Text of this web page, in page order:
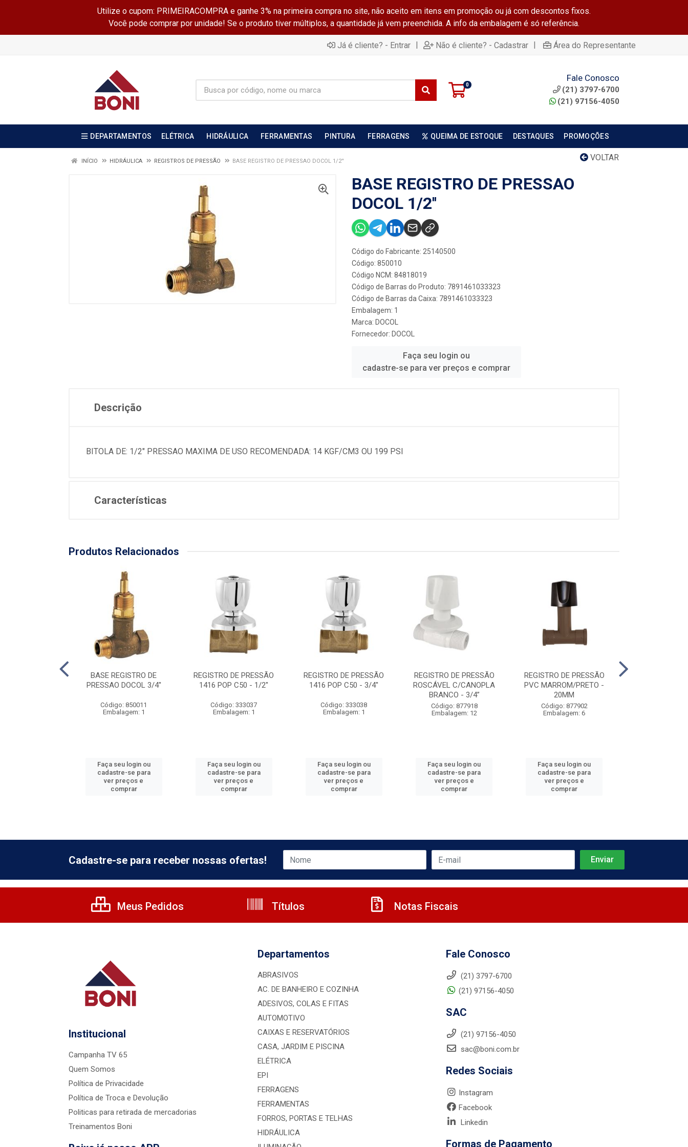
Utilize o cupom: PRIMEIRACOMPRA e ganhe 3% na primeira compra no site, não aceito em itens em promoção ou já com descontos fixos.
Você pode comprar por unidade! Se o produto tiver múltiplos, a quantidade já vem preenchida. A info da embalagem é só referência.
Já é cliente? - Entrar | Não é cliente? - Cadastrar | Área do Representante
0
Fale Conosco
(21) 3797-6700
(21) 97156-4050
DEPARTAMENTOS ELÉTRICA HIDRÁULICA FERRAMENTAS PINTURA FERRAGENS QUEIMA DE ESTOQUE DESTAQUES PROMOÇÕES
VOLTAR
INÍCIO HIDRÁULICA REGISTROS DE PRESSÃO BASE REGISTRO DE PRESSAO DOCOL 1/2''
BASE REGISTRO DE PRESSAO
DOCOL 1/2''
Código do Fabricante: 25140500
Código: 850010
Código NCM: 84818019
Código de Barras do Produto: 7891461033323
Código de Barras da Caixa: 7891461033323
Embalagem: 1
Marca: DOCOL
Fornecedor: DOCOL
Faça seu login ou
cadastre-se para ver preços e comprar
Descrição
BITOLA DE: 1/2" PRESSAO MAXIMA DE USO RECOMENDADA: 14 KGF/CM3 OU 199 PSI
Características
Produtos Relacionados
BASE REGISTRO DE
PRESSAO DOCOL 3/4''
Código: 850011
Embalagem: 1
Faça seu login ou
cadastre-se para
ver preços e
comprar
REGISTRO DE PRESSÃO
1416 POP C50 - 1/2''
Código: 333037
Embalagem: 1
Faça seu login ou
cadastre-se para
ver preços e
comprar
REGISTRO DE PRESSÃO
1416 POP C50 - 3/4''
Código: 333038
Embalagem: 1
Faça seu login ou
cadastre-se para
ver preços e
comprar
REGISTRO DE PRESSÃO
ROSCÁVEL C/CANOPLA
BRANCO - 3/4”
Código: 877918
Embalagem: 12
Faça seu login ou
cadastre-se para
ver preços e
comprar
REGISTRO DE PRESSÃO
PVC MARROM/PRETO -
20MM
Código: 877902
Embalagem: 6
Faça seu login ou
cadastre-se para
ver preços e
comprar
Cadastre-se para receber nossas ofertas!
Meus Pedidos Títulos Notas Fiscais
Institucional
Campanha TV 65
Quem Somos
Política de Privacidade
Política de Troca e Devolução
Politicas para retirada de mercadorias
Treinamentos Boni
Departamentos
ABRASIVOS
AC. DE BANHEIRO E COZINHA
ADESIVOS, COLAS E FITAS
AUTOMOTIVO
CAIXAS E RESERVATÓRIOS
CASA, JARDIM E PISCINA
ELÉTRICA
EPI
FERRAGENS
FERRAMENTAS
FORROS, PORTAS E TELHAS
HIDRÁULICA
Fale Conosco
(21) 3797-6700
(21) 97156-4050
SAC
(21) 97156-4050
sac@boni.com.br
Redes Sociais
Instagram
Facebook
Linkedin
Formas de Pagamento